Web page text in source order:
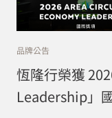
品牌公告
恆隆行榮獲
Leadership」